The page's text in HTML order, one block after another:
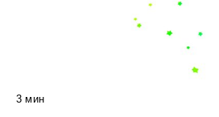
3 мин